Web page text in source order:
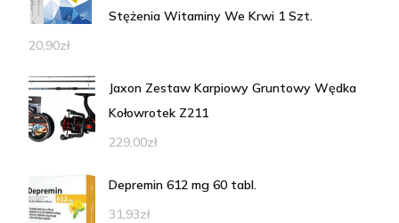
Stężenia Witaminy We Krwi 1 Szt.
20,90zł
Jaxon Zestaw Karpiowy Gruntowy Wędka
Kołowrotek Z211
229,00zł
Depremin 612 mg 60 tabl.
31,93zł